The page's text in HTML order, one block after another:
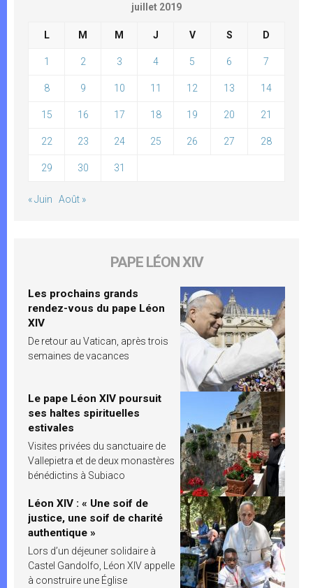
juillet 2019
L M M J V S D
1 2 3 4 5 6 7
8 9 10 11 12 13 14
15 16 17 18 19 20 21
22 23 24 25 26 27 28
29 30 31
« Juin Août »
PAPE LÉON XIV
Les prochains grands
rendez-vous du pape Léon
XIV
De retour au Vatican, après trois
semaines de vacances
Le pape Léon XIV poursuit
ses haltes spirituelles
estivales
Visites privées du sanctuaire de
Vallepietra et de deux monastères
bénédictins à Subiaco
Léon XIV : « Une soif de
justice, une soif de charité
authentique »
Lors d’un déjeuner solidaire à
Castel Gandolfo, Léon XIV appelle
à construire une Église